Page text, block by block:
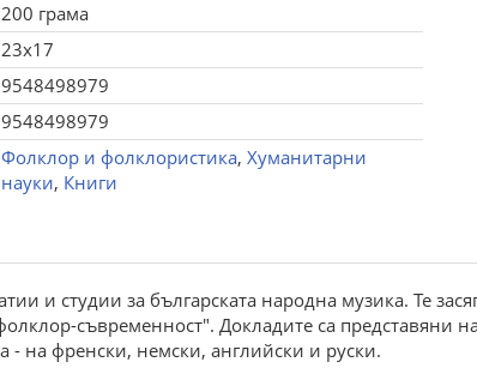
200 грама
23x17
9548498979
9548498979
Фолклор и фолклористика, Хуманитарни
науки, Книги
и студии за българската народна музика. Те
съвременност". Докладите са
- на френски, немски, английски и руски.